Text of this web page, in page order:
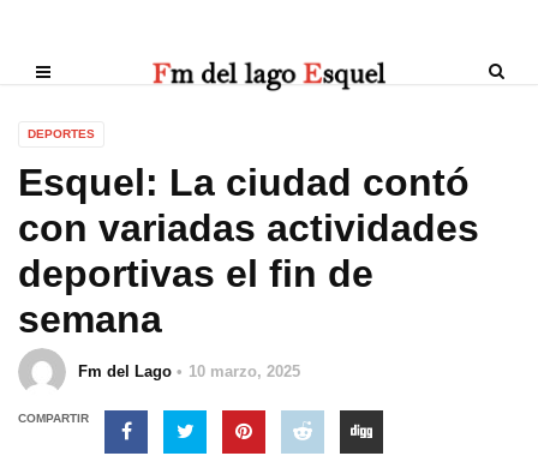
DEPORTES
Esquel: La ciudad contó
con variadas actividades
deportivas el fin de
semana
Fm del Lago 10 marzo, 2025
COMPARTIR